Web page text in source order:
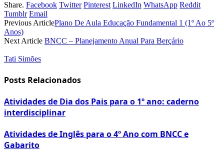
Share. Facebook Twitter Pinterest LinkedIn WhatsApp Reddit
Tumblr Email
Previous ArticlePlano De Aula Educação Fundamental 1 (1º Ao 5º
Anos)
Next Article BNCC – Planejamento Anual Para Berçário
Tati Simões
Posts Relacionados
Atividades de Dia dos Pais para o 1º ano: caderno
interdisciplinar
Atividades de Inglês para o 4º Ano com BNCC e
Gabarito